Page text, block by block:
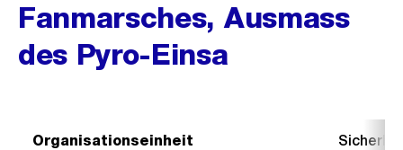
Fanmarsches, Ausmass
des Pyro-Einsa
Organisationseinheit